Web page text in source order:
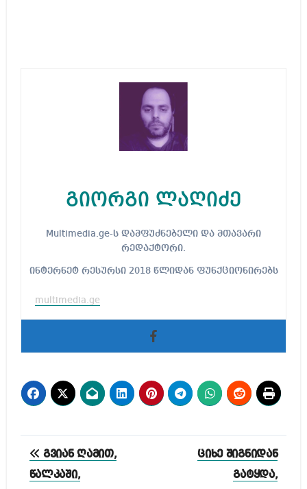
გიორგი ლაღიძე
Multimedia.ge-ს დამფუძნებელი და მთავარი
რედაქტორი.
ინტერნეტ რესურსი 2018 წლიდან ფუნქციონირებს
multimedia.ge
პოსტის
ნავიგაცია
გვიან ღამით,
წალკაში,
ციხე შიგნიდან
გატყდა,